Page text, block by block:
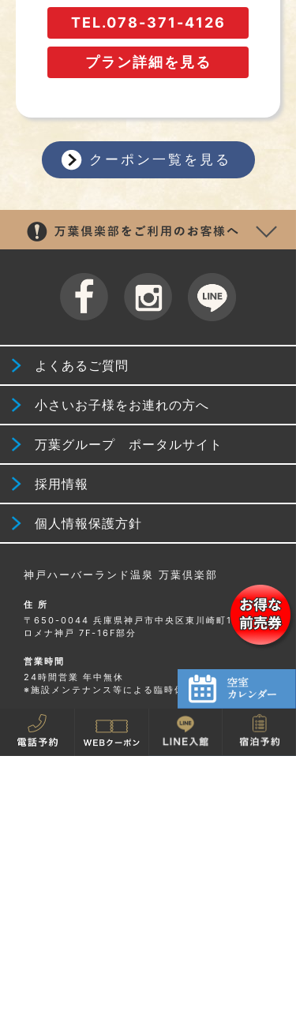
TEL.078-371-4126
プラン詳細を見る
クーポン一覧を見る
よくあるご質問
小さいお子様をお連れの方へ
万葉グループ ポータルサイト
採用情報
個人情報保護方針
神戸ハーバーランド温泉 万葉倶楽部
住 所
〒650-0044 兵庫県神戸市中央区東川崎町1-8-1 プ
ロメナ神戸 7F-16F部分
営業時間
24時間営業 年中無休
※施設メンテナンス等による臨時休館あり
お問い合わせ
TEL：078-371-4126
FAX：078-360-6006